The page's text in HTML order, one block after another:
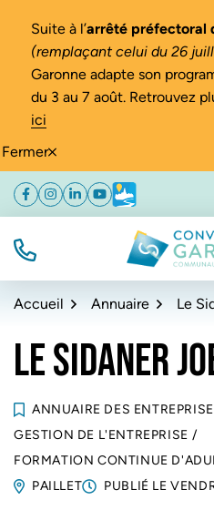
Fermer
Suite à l’arrêté préfectoral
(remplaçant celui du 26
Garonne adapte son
du 3 au 7 août. Retrouvez
ici
Aller
navigation
Aller
au
Aller
au
de
Facebook
(ouverture dans un nouvel onglet)
Instagram
(ouverture dans un nouvel
Linkedin
(ouverture dans un
YouTube
(ouverture dans un
Météo
(ouverture
TÉL.
Accueil Annuaire Le
LE SIDANER
ANNUAIRE DES
GESTION DE L'ENTREPRISE /
FORMATION CONTINUE
PAILLET
PUBLIÉ LE